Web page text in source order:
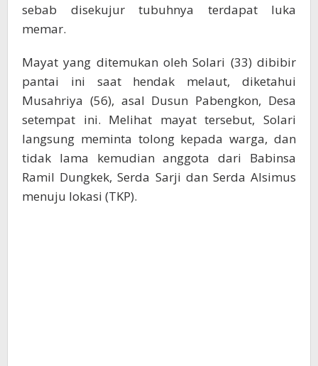
sebab disekujur tubuhnya terdapat luka
memar.
Mayat yang ditemukan oleh Solari (33) dibibir
pantai ini saat hendak melaut, diketahui
Musahriya (56), asal Dusun Pabengkon, Desa
setempat ini. Melihat mayat tersebut, Solari
langsung meminta tolong kepada warga, dan
tidak lama kemudian anggota dari Babinsa
Ramil Dungkek, Serda Sarji dan Serda Alsimus
menuju lokasi (TKP).